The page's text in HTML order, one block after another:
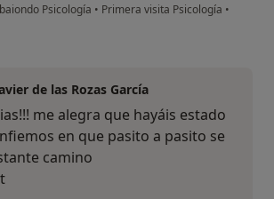
Psicología • Primera visita Psicología •
de las Rozas García
me alegra que hayáis estado
en que pasito a pasito se
camino